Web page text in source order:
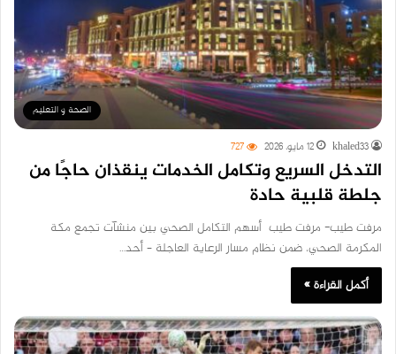
الصحة و التعليم
khaled33 12 مايو، 2026 727
التدخل السريع وتكامل الخدمات ينقذان حاجًا من
جلطة قلبية حادة
مرفت طيب- مرفت طيب أسهم التكامل الصحي بين منشآت تجمع مكة
المكرمة الصحي، ضمن نظام مسار الرعاية العاجلة – أحد…
أكمل القراءة »